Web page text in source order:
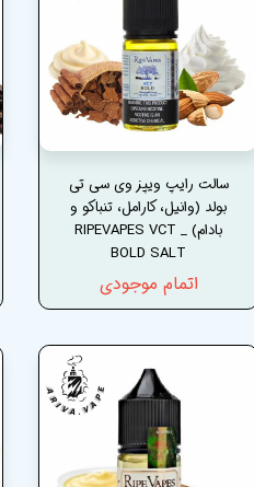
سالت رایپ ویپز وی سی تی
بولد (وانیل، کارامل، تنباکو و
بادام) _ RIPEVAPES VCT
BOLD SALT
اتمام موجودی